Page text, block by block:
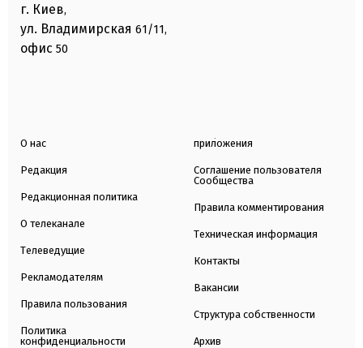
г. Киев,
ул. Владимирская 61/11,
офис 50
О нас
Редакция
Редакционная политика
О телеканале
Телеведущие
Рекламодателям
Правила пользования
Политика
конфиденциальности
приложения
Соглашение пользователя
Сообщества
Правила комментирования
Техническая информация
Контакты
Вакансии
Структура собственности
Архив